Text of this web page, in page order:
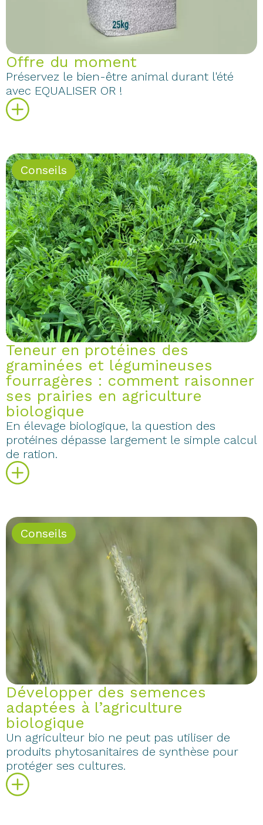
Offre du moment
Préservez le bien-être animal durant l'été
avec EQUALISER OR !
Conseils
Teneur en protéines des
graminées et légumineuses
fourragères : comment raisonner
ses prairies en agriculture
biologique
En élevage biologique, la question des
protéines dépasse largement le simple calcul
de ration.
Conseils
Développer des semences
adaptées à l’agriculture
biologique
Un agriculteur bio ne peut pas utiliser de
produits phytosanitaires de synthèse pour
protéger ses cultures.